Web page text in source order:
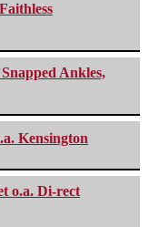
Ankles,
Kensington
o.a. Di-rect